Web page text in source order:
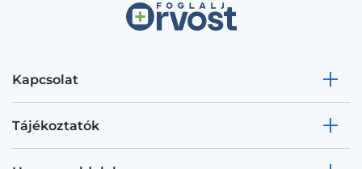
Kapcsolat
Tájékoztatók